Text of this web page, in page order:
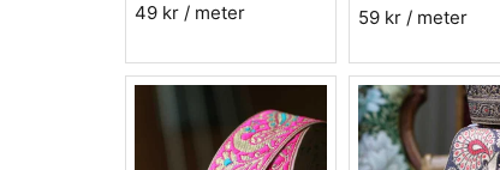
49 kr / meter 59 kr / meter